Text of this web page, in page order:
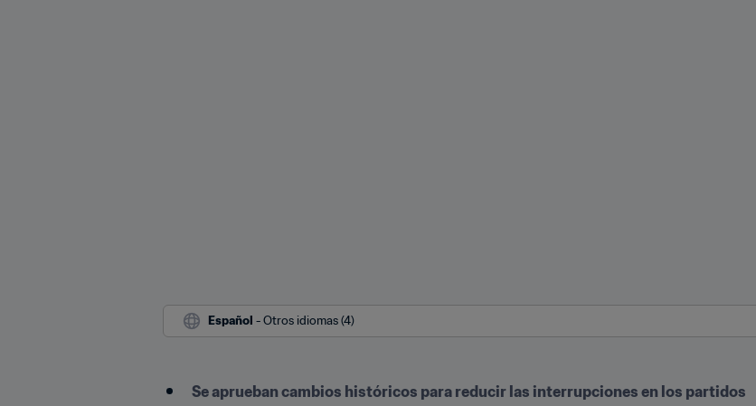
Español - Otros idiomas (4)
Se aprueban cambios históricos para reducir las interrupciones en los partidos